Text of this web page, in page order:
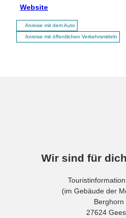
Website
Anreise mit dem Auto
Anreise mit öffentlichen Verkehrsmitteln
Wir sind für
(im Gebäude der
Berghorn
27624